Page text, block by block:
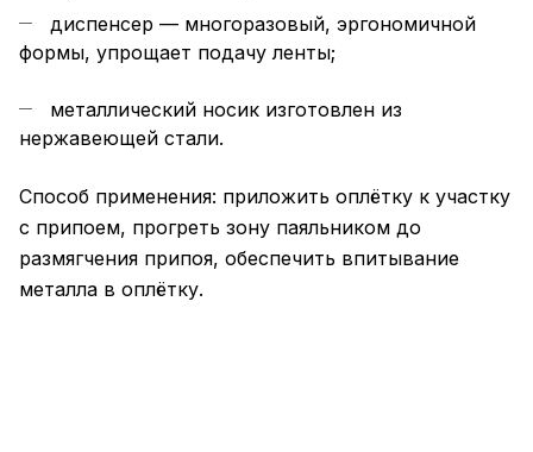
диспенсер — многоразовый, эргономичной
формы, упрощает подачу ленты;
металлический носик изготовлен из
нержавеющей стали.
Способ применения: приложить оплётку к участку
с припоем, прогреть зону паяльником до
размягчения припоя, обеспечить впитывание
металла в оплётку.